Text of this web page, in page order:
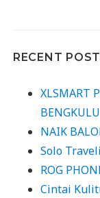
RECENT
XLSMART
BENGKULU
NAIK
Solo
ROG
Cintai